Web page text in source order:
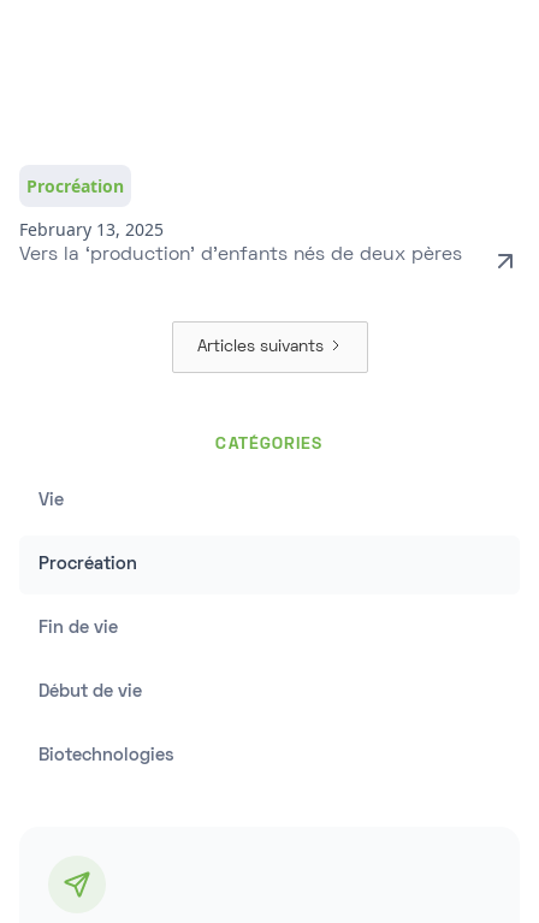
CATÉGORIES
Vie
Procréation
Fin de vie
Début de vie
Biotechnologies
Procréation
February 13, 2025
Vers la ‘production’ d’enfants nés de deux pères
Articles suivants